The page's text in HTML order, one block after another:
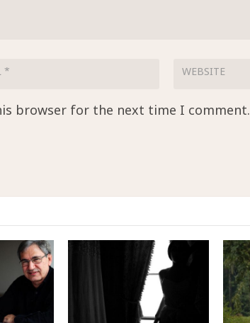
browser for the next time I comment.